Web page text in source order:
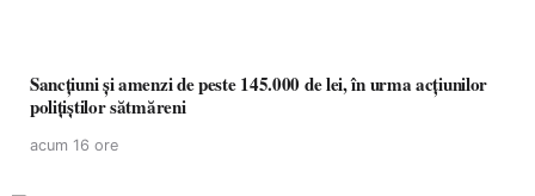
Sancțiuni și amenzi de peste 145.000 de lei, în urma acțiunilor
polițiștilor sătmăreni
acum 16 ore